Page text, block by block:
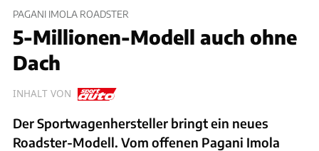
PAGANI IMOLA ROADSTER
5-Millionen-Modell auch ohne
Dach
INHALT VON
Der Sportwagenhersteller bringt ein neues
Roadster-Modell. Vom offenen Pagani Imola